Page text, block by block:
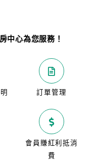
中心為您服務！
訂單管理
會員賺紅利抵消
費